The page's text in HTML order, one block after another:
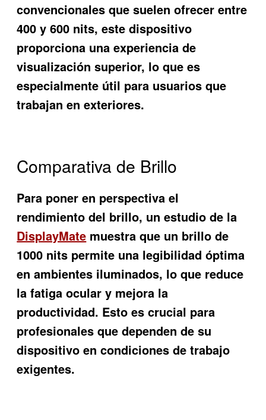
convencionales que suelen ofrecer entre
400 y 600 nits, este dispositivo
proporciona una experiencia de
visualización superior, lo que es
especialmente útil para usuarios que
trabajan en exteriores.
Comparativa de Brillo
Para poner en perspectiva el
rendimiento del brillo, un estudio de la
DisplayMate muestra que un brillo de
1000 nits permite una legibilidad óptima
en ambientes iluminados, lo que reduce
la fatiga ocular y mejora la
productividad. Esto es crucial para
profesionales que dependen de su
dispositivo en condiciones de trabajo
exigentes.